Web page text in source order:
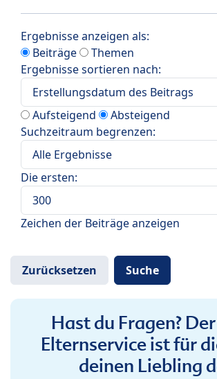
Ergebnisse anzeigen als:
Beiträge
Themen
Ergebnisse sortieren nach:
Aufsteigend
Absteigend
Suchzeitraum begrenzen:
Die ersten:
Zeichen der Beiträge anzeigen
Hast du Fragen?
Elternservice ist für
deinen Liebling